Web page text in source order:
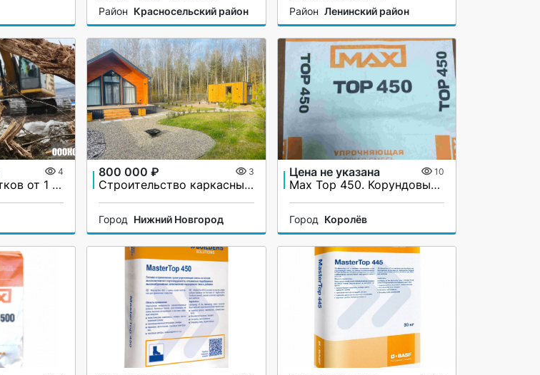
Район Красносельский район
Район Ленинский район
4
Расчистка участков от 1 га под «ключ»
800 000 ₽ 3
Строительство каркасных домов и бань
Город Нижний Новгород
Цена не указана 10
Max Top 450. Корундовый упрочнитель поверхности бетонного пола
Город Королёв